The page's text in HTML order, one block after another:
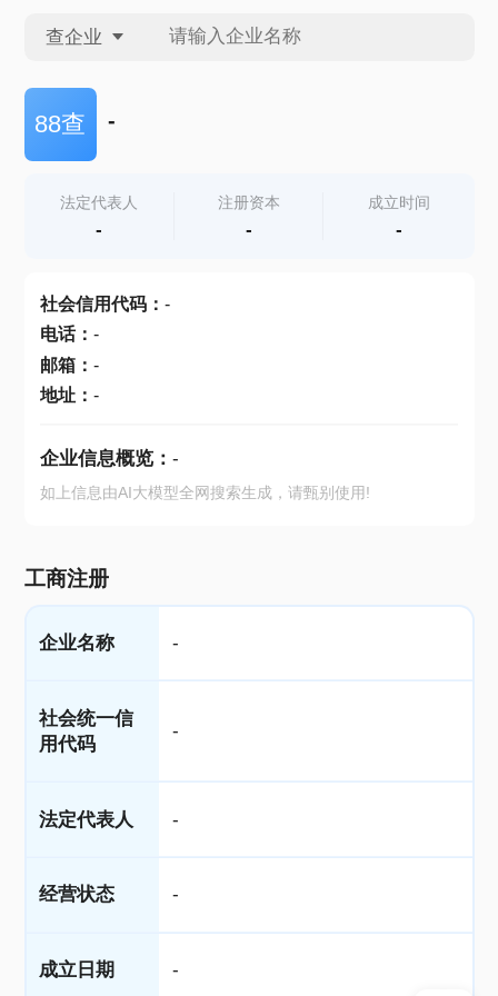
查企业
查企业
查产地
88查 -
法定代表人
-
注册资本
-
成立时间
-
社会信用代码： -
电话： -
邮箱： -
地址： -
企业信息概览： -
如上信息由AI大模型全网搜索生成，请甄别使用!
工商注册
企业名称 -
社会统一信
用代码
-
法定代表人 -
经营状态 -
成立日期 -